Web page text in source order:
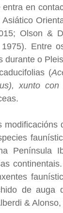
en
Olson &
Entre
durante o
(
xunto
Península
de auga
& Alonso,